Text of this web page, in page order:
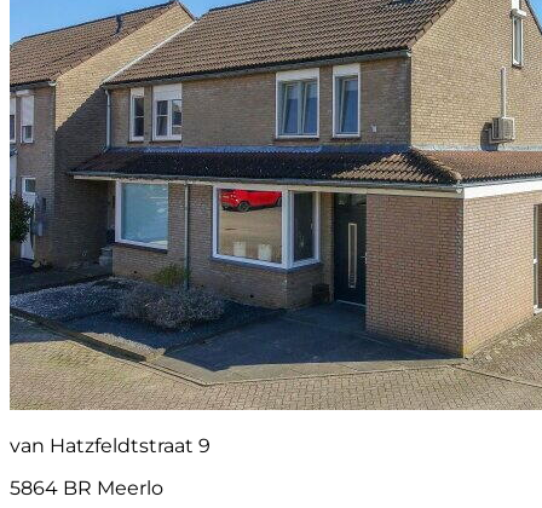
van Hatzfeldtstraat 9
5864 BR Meerlo